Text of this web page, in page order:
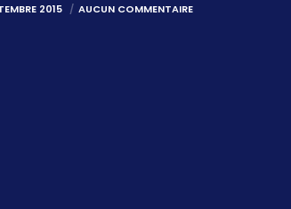
2015 AUCUN COMMENTAIRE